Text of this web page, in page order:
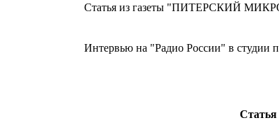
Статья из газеты "ПИТЕРСКИЙ
Интервью на "Радио России" в студии